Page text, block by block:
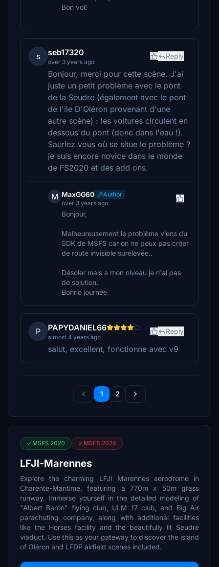
Bon vol!
s seb17320
over 3 years ago
Reply
Bonjour, merci pour cette scène. J'ai
juste un petit problème avec le pont
de la Seudre (également avec le pont
de l'ile D'Oléron provenant d'une
autre scène) : les voitures circulent en
dessous du pont (donc dans l'eau !).
Sauriez vous où se situe le problème ?
je suis encore novice dans le monde
de FS2020 et des add ons.
M MaxGG60
Author
over 3 years ago
Bonjour,
Malheureusement le problème viens du
SDK de MSFS car on ne peux pas créer
de route invisible surélevée..
Désoler mais a mon niveau je n'ai pas
de solution.
Bonne journée.
P PAPYDANIEL66
almost 4 years ago
Reply
salut, excellent, fonctionne avec v9
1 2
MSFS 2020 MSFS 2024
LFJI-Marennes
Explore the charming LFJI Marennes aerodrome in
Charente-Maritime, featuring a 770m x 50m grass
runway. Immerse yourself in the detailed modeling of
"Albert Baron" flying club, ULM 17 club, and Big Air
parachuting company, along with additional facilities
like the Horses facility and the beautifully lit Seudre
viaduct. Use this as your gateway to discover the island
of Oléron and LFDP airfield scenes included.